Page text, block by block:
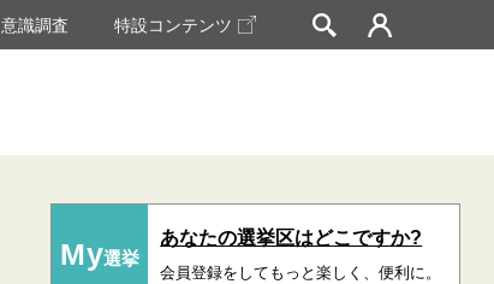
意識調査 特設コンテンツ
My選挙
あなたの選挙区はどこですか?
会員登録をしてもっと楽しく、便利に。